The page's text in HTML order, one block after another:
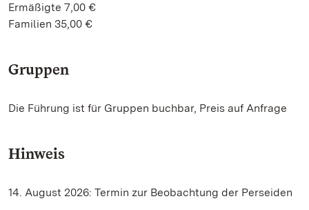
Ermäßigte 7,00 €
Familien 35,00 €
Gruppen
Die Führung ist für Gruppen buchbar, Preis auf Anfrage
Hinweis
14. August 2026: Termin zur Beobachtung der Perseiden